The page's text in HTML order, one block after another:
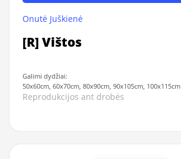
Onutė Juškienė
[R] Vištos
Galimi dydžiai:
50x60cm, 60x70cm, 80x90cm, 90x105cm, 100x115cm
Reprodukcijos ant drobės